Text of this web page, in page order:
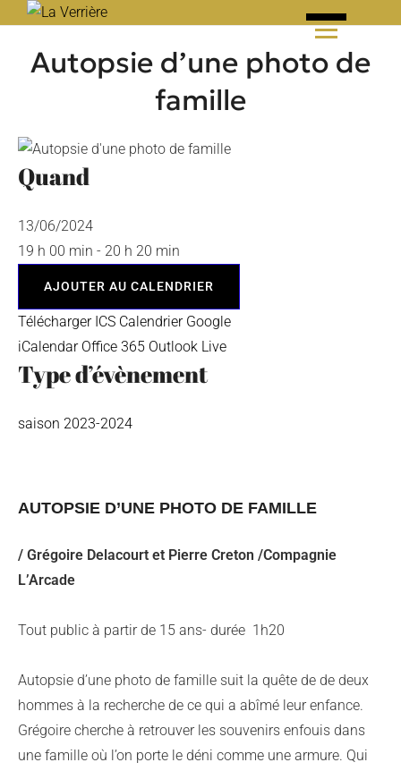
contentAutopsie d’une photo de
famille
Quand
13/06/2024
19 h 00 min - 20 h 20 min
AJOUTER AU CALENDRIER
Télécharger ICS Calendrier Google
iCalendar Office 365 Outlook Live
Type d’évènement
saison 2023-2024
AUTOPSIE D’UNE PHOTO DE FAMILLE
/ Grégoire Delacourt et Pierre Creton /Compagnie
L’Arcade
Tout public à partir de 15 ans- durée 1h20
Autopsie d’une photo de famille suit la quête de de deux
hommes à la recherche de ce qui a abîmé leur enfance.
Grégoire cherche à retrouver les souvenirs enfouis dans
une famille où l’on porte le déni comme une armure. Qui